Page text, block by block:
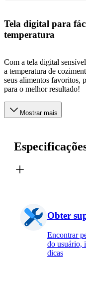
Tela digital para
temperatura
Com a tela digital
a temperatura de
seus alimentos favoritos,
para o melhor resultado!
Mostrar mais
Obter
Encontrar
do usuário,
dicas